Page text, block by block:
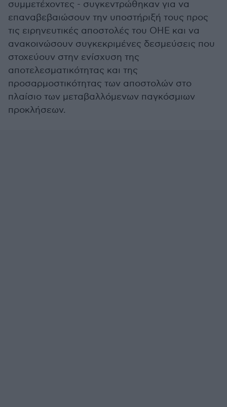
συμμετέχοντες - συγκεντρώθηκαν για να
επαναβεβαιώσουν την υποστήριξή τους προς
τις ειρηνευτικές αποστολές του ΟΗΕ και να
ανακοινώσουν συγκεκριμένες δεσμεύσεις που
στοχεύουν στην ενίσχυση της
αποτελεσματικότητας και της
προσαρμοστικότητας των αποστολών στο
πλαίσιο των μεταβαλλόμενων παγκόσμιων
προκλήσεων.